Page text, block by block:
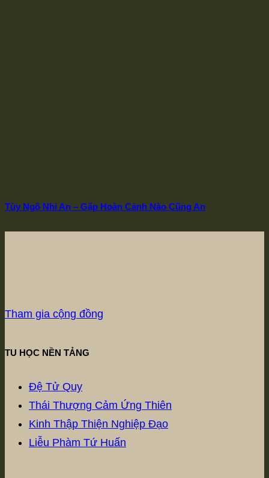
Tùy Ngộ Nhi An – Gặp Hoàn Cảnh Nào Cũng An
Tham gia cộng đồng
TU HỌC NỀN TẢNG
Đệ Tử Quy
Thái Thượng Cảm Ứng Thiên
Kinh Thập Thiện Nghiệp Đạo
Liễu Phàm Tứ Huấn